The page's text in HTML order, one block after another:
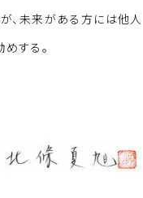
、未来がある方には他人
する。